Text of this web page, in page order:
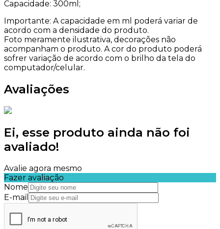
Capacidade: 300ml;
Importante: A capacidade em ml poderá variar de
acordo com a densidade do produto.
Foto meramente ilustrativa, decorações não
acompanham o produto. A cor do produto poderá
sofrer variação de acordo com o brilho da tela do
computador/celular.
Avaliações
Ei, esse produto ainda não foi
avaliado!
Avalie agora mesmo
Fazer avaliação
Nome
E-mail